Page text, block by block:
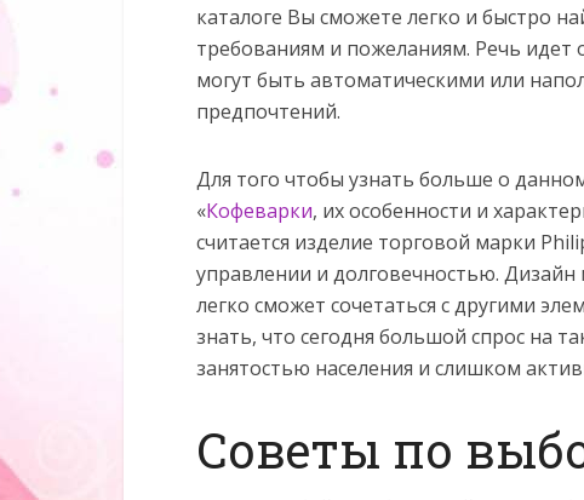
каталоге Вы сможете легко и быстро
требованиям и пожеланиям. Речь
могут быть автоматическими или
предпочтений.
Для того чтобы узнать больше о
«Кофеварки, их особенности и
считается изделие торговой марки
управлении и долговечностью.
легко сможет сочетаться с другими
знать, что сегодня большой спрос на
занятостью населения и слишком
Советы по